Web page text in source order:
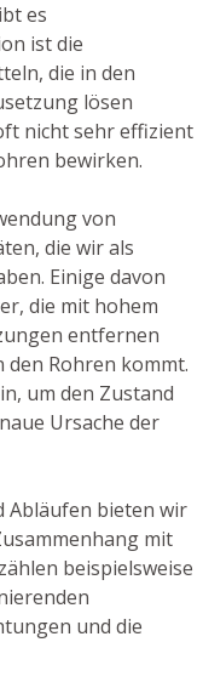
es
ist die
die in den
lösen
nicht sehr effizient
bewirken.
von
die wir als
Einige davon
die mit hohem
entfernen
den Rohren kommt.
um den Zustand
Ursache der
Abläufen bieten wir
mit
beispielsweise
und die